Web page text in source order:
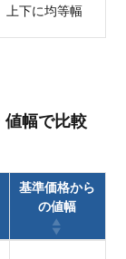
上下に均等幅
値幅で比較
基準価格から
の値幅